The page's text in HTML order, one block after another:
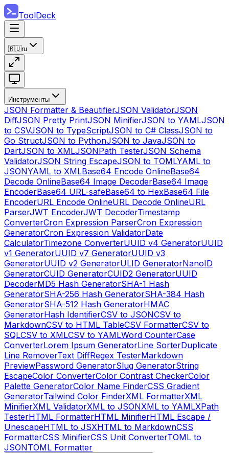
ToolDeck
🇷🇺ru
Инструменты
JSON Formatter & BeautifierJSON ValidatorJSON
DiffJSON Pretty PrintJSON MinifierJSON to YAMLJSON
to CSVJSON to TypeScriptJSON to C# ClassJSON to
Go StructJSON to PythonJSON to JavaJSON to
DartJSON to XMLJSONPath TesterJSON Schema
ValidatorJSON String EscapeJSON to TOMLYAML to
JSONYAML to XMLBase64 Encode OnlineBase64
Decode OnlineBase64 Image DecoderBase64 Image
EncoderBase64 URL-safeBase64 to HexBase64 File
EncoderURL Encode OnlineURL Decode OnlineURL
ParserJWT EncoderJWT DecoderTimestamp
ConverterCron Expression ParserCron Expression
GeneratorCron Expression ValidatorDate
CalculatorTimezone ConverterUUID v4 GeneratorUUID
v1 GeneratorUUID v7 GeneratorUUID v3
GeneratorUUID v2 GeneratorULID GeneratorNanoID
GeneratorCUID GeneratorCUID2 GeneratorUUID
DecoderMD5 Hash GeneratorSHA-1 Hash
GeneratorSHA-256 Hash GeneratorSHA-384 Hash
GeneratorSHA-512 Hash GeneratorHMAC
GeneratorHash IdentifierCSV to JSONCSV to
MarkdownCSV to HTML TableCSV FormatterCSV to
SQLCSV to XMLCSV to YAMLWord CounterCase
ConverterLorem Ipsum GeneratorLine SorterDuplicate
Line RemoverText DiffRegex TesterMarkdown
PreviewPassword GeneratorSlug GeneratorString
EscapeColor ConverterColor Contrast CheckerColor
Palette GeneratorColor Name FinderCSS Gradient
GeneratorTailwind Color FinderXML FormatterXML
MinifierXML ValidatorXML to JSONXML to YAMLXPath
TesterHTML FormatterHTML MinifierHTML Escape /
UnescapeHTML to JSXHTML to MarkdownCSS
FormatterCSS MinifierCSS Unit ConverterTOML to
JSONTOML Formatter